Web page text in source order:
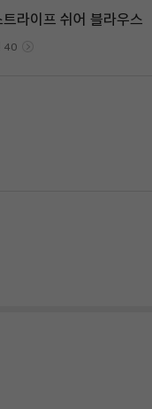
라이프 쉬어 블라우스
40